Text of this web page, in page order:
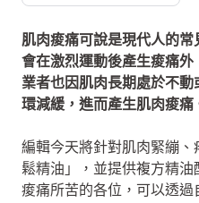
肌肉痠痛可說是現代人的
會在激烈運動後產生痠痛
業者也因肌肉長期處於不
環減緩，進而產生肌肉痠痛
編輯今天將針對肌肉緊繃
鬆精油」，並提供複方精
痠痛所苦的各位，可以透